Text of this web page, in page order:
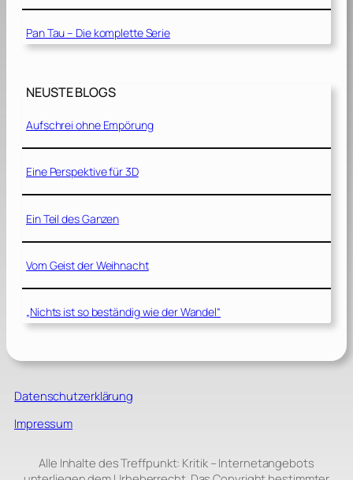
Pan Tau – Die komplette Serie
NEUSTE BLOGS
Aufschrei ohne Empörung
Eine Perspektive für 3D
Ein Teil des Ganzen
Vom Geist der Weihnacht
„Nichts ist so beständig wie der Wandel“
Datenschutzerklärung
Impressum
Alle Inhalte des Treffpunkt: Kritik – Internetangebots